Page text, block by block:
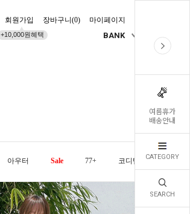
여름휴가
배송안내
CATEGORY
SEARCH
회원가입
+10,000원혜택
장바구니(0) 마이페이지
BANK
아우터 Sale 77+ 코디템 오늘발송